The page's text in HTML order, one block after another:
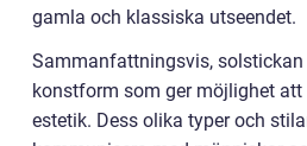
gamla och klassiska utseendet.
Sammanfattningsvis, solstickan
konstform som ger möjlighet
estetik. Dess olika typer och